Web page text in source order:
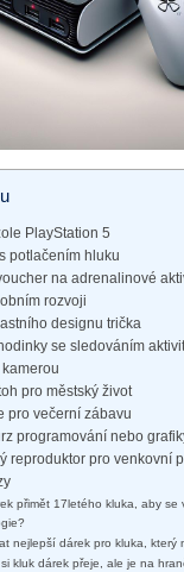
PlayStation 5
potlačením hluku
na adrenalinové
rozvoji
designu trička
se sledováním aktivit
kamerou
pro městský život
pro večerní zábavu
programování nebo
reproduktor pro venkovní
přimět 17letého kluka, aby se
nejlepší dárek pro kluka, který
kluk dárek přeje, ale je na